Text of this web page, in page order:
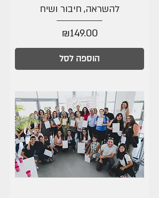
להשראה, חיבור ושיח
מחיר
₪149.00
הוספה לסל